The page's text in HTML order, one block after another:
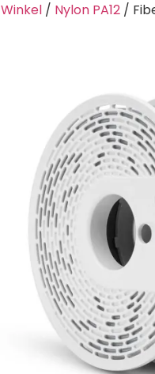
Winkel / Nylon PA12 /